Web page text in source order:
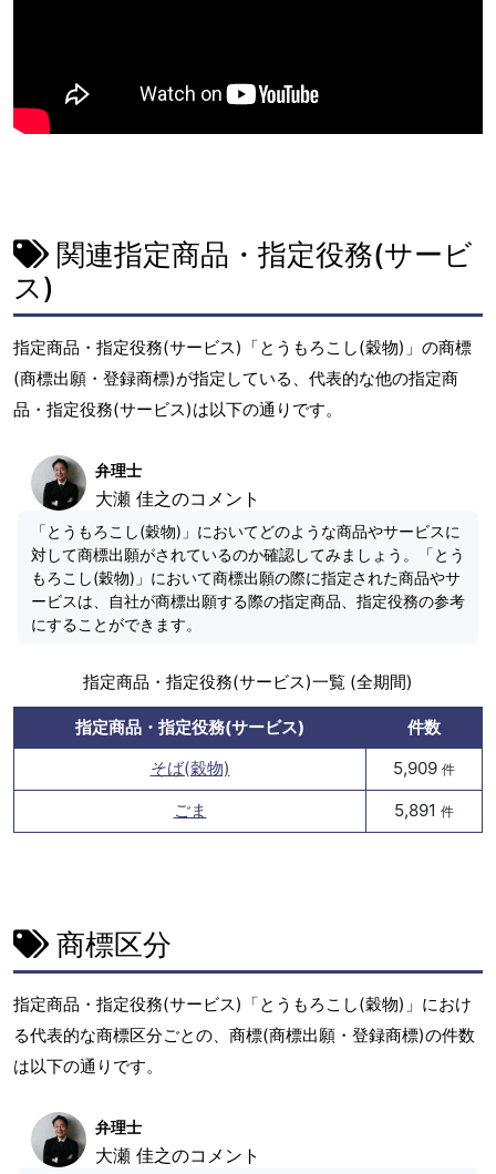
関連指定商品・指定役務(サービ
ス)
指定商品・指定役務(サービス)「とうもろこし(穀物)」の商標
(商標出願・登録商標)が指定している、代表的な他の指定商
品・指定役務(サービス)は以下の通りです。
弁理士
大瀬 佳之のコメント
「とうもろこし(穀物)」においてどのような商品やサービスに
対して商標出願がされているのか確認してみましょう。「とう
もろこし(穀物)」において商標出願の際に指定された商品やサ
ービスは、自社が商標出願する際の指定商品、指定役務の参考
にすることができます。
指定商品・指定役務(サービス)一覧 (全期間)
指定商品・指定役務(サービス)
件数
そば(穀物)
5,909 件
ごま 5,891 件
商標区分
指定商品・指定役務(サービス)「とうもろこし(穀物)」におけ
る代表的な商標区分ごとの、商標(商標出願・登録商標)の件数
は以下の通りです。
弁理士
大瀬 佳之のコメント